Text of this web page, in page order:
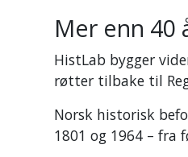
Mer enn 40
HistLab bygger
røtter tilbake til
Norsk historisk
1801 og 1964 – fra